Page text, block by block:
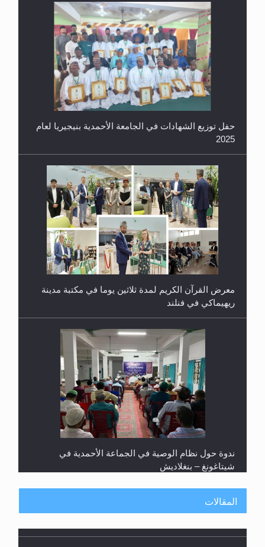
2025
ريهيماكي في فنلند
شيتاغونغ – بنغلاديش
المقالات